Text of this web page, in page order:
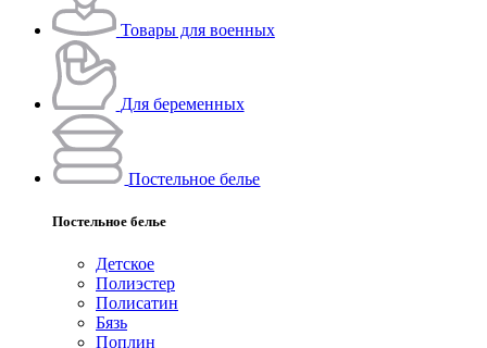
Товары для военных
Для беременных
Постельное белье
Постельное белье
Детское
Полиэстeр
Полисатин
Бязь
Поплин